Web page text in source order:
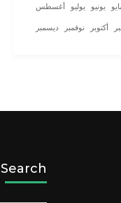
يونيو يوليو أغسطس
أكتوبر نوفمبر ديسمبر
Search